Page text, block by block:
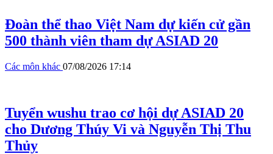
Đoàn thể thao Việt Nam dự kiến cử gần
500 thành viên tham dự ASIAD 20
Các môn khác 07/08/2026 17:14
Tuyển wushu trao cơ hội dự ASIAD 20
cho Dương Thúy Vi và Nguyễn Thị Thu
Thủy